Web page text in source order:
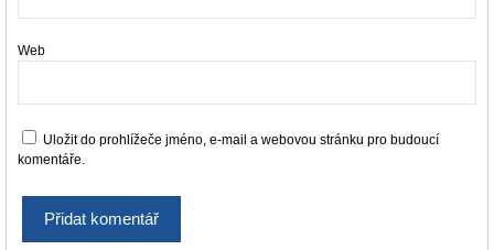
Web
Uložit do prohlížeče jméno, e-mail a webovou stránku pro budoucí
komentáře.